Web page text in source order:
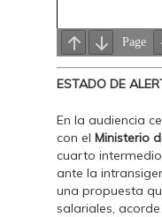
ESTADO DE
En la audiencia
con el Ministerio
cuarto
ante la
una propuesta
salariales,